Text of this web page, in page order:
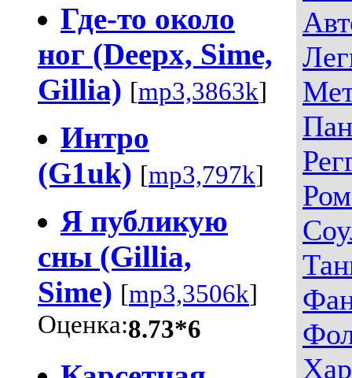
Где-то около
ног (Deepx, Sime,
Gillia) [mp3,3863k]
Интро
(G1uk) [mp3,797k]
Я публикую
сны (Gillia,
Sime) [mp3,3506k]
Оценка:8.73*6